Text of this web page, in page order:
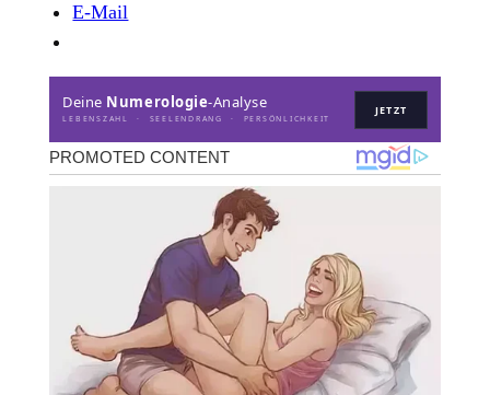
E-Mail
Deine Numerologie-Analyse
LEBENSZAHL · SEELENDRANG · PERSÖNLICHKEIT
JETZT